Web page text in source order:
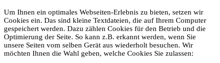
Um Ihnen ein optimales Webseiten-Erlebnis zu bieten, setzen wir
Cookies ein. Das sind kleine Textdateien, die auf Ihrem Computer
gespeichert werden. Dazu zählen Cookies für den Betrieb und die
Optimierung der Seite. So kann z.B. erkannt werden, wenn Sie
unsere Seiten vom selben Gerät aus wiederholt besuchen. Wir
möchten Ihnen die Wahl geben, welche Cookies Sie zulassen: